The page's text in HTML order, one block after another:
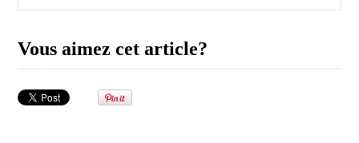
Vous aimez cet article?